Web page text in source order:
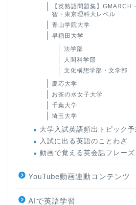
【英熟語問題集】GMARCH
智・東京理科大レベル
青山学院大学
早稲田大学
法学部
人間科学部
文化構想学部・文学部
慶応大学
お茶の水女子大学
千葉大学
埼玉大学
大学入試英語頻出トピック予
入試に出る英語のことわざ
動画で覚える英会話フレー
YouTube動画連動コンテンツ
AIで英語学習